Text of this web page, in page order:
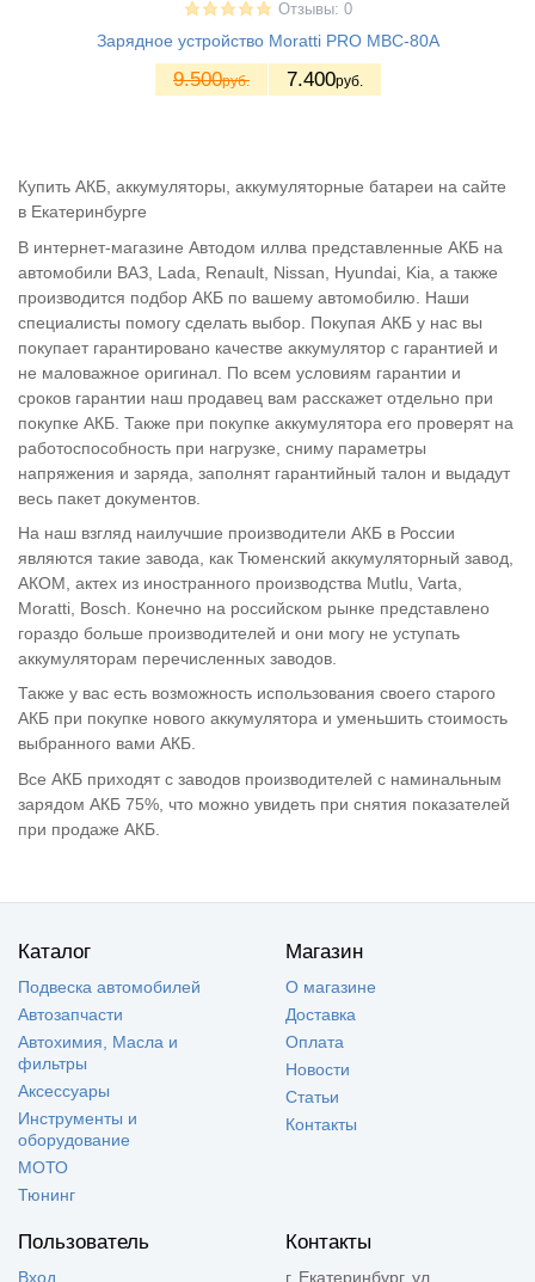
Отзывы: 0
Зарядное устройство Moratti PRO MBC-80A
9.500руб. 7.400руб.
Купить АКБ, аккумуляторы, аккумуляторные батареи на сайте
в Екатеринбурге
В интернет-магазине Автодом иллва представленные АКБ на
автомобили ВАЗ, Lada, Renault, Nissan, Hyundai, Kia, а также
производится подбор АКБ по вашему автомобилю. Наши
специалисты помогу сделать выбор. Покупая АКБ у нас вы
покупает гарантировано качестве аккумулятор с гарантией и
не маловажное оригинал. По всем условиям гарантии и
сроков гарантии наш продавец вам расскажет отдельно при
покупке АКБ. Также при покупке аккумулятора его проверят на
работоспособность при нагрузке, сниму параметры
напряжения и заряда, заполнят гарантийный талон и выдадут
весь пакет документов.
На наш взгляд наилучшие производители АКБ в России
являются такие завода, как Тюменский аккумуляторный завод,
АКОМ, актех из иностранного производства Mutlu, Varta,
Moratti, Bosch. Конечно на российском рынке представлено
гораздо больше производителей и они могу не уступать
аккумуляторам перечисленных заводов.
Также у вас есть возможность использования своего старого
АКБ при покупке нового аккумулятора и уменьшить стоимость
выбранного вами АКБ.
Все АКБ приходят с заводов производителей с наминальным
зарядом АКБ 75%, что можно увидеть при снятия показателей
при продаже АКБ.
Каталог
Подвеска автомобилей
Автозапчасти
Автохимия, Масла и
фильтры
Аксессуары
Инструменты и
оборудование
МОТО
Тюнинг
Магазин
О магазине
Доставка
Оплата
Новости
Статьи
Контакты
Пользователь
Вход
Контакты
г. Екатеринбург, ул.